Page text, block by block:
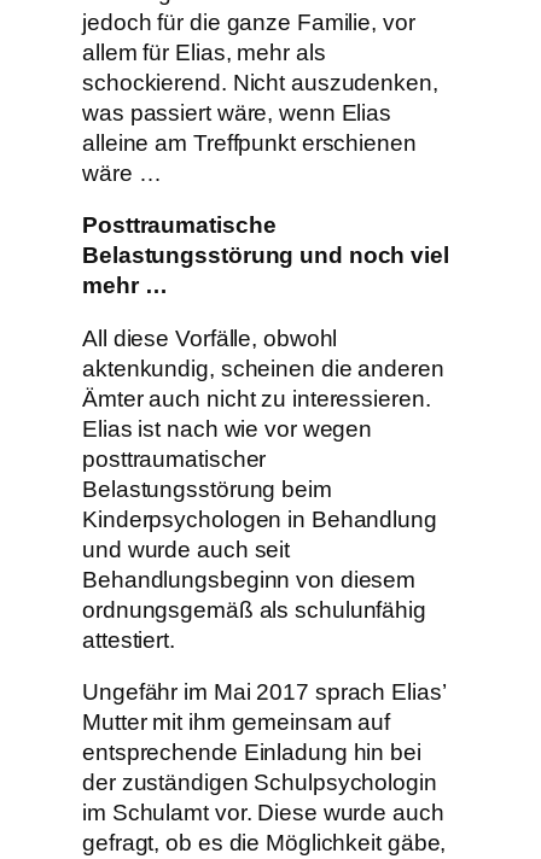
jedoch für die ganze Familie, vor
allem für Elias, mehr als
schockierend. Nicht auszudenken,
was passiert wäre, wenn Elias
alleine am Treffpunkt erschienen
wäre …
Posttraumatische
Belastungsstörung und noch viel
mehr …
All diese Vorfälle, obwohl
aktenkundig, scheinen die anderen
Ämter auch nicht zu interessieren.
Elias ist nach wie vor wegen
posttraumatischer
Belastungsstörung beim
Kinderpsychologen in Behandlung
und wurde auch seit
Behandlungsbeginn von diesem
ordnungsgemäß als schulunfähig
attestiert.
Ungefähr im Mai 2017 sprach Elias’
Mutter mit ihm gemeinsam auf
entsprechende Einladung hin bei
der zuständigen Schulpsychologin
im Schulamt vor. Diese wurde auch
gefragt, ob es die Möglichkeit gäbe,